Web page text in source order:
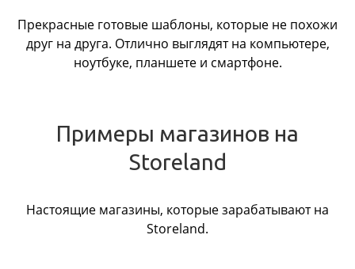
Прекрасные готовые шаблоны, которые не похожи
друг на друга. Отлично выглядят на компьютере,
ноутбуке, планшете и смартфоне.
Примеры магазинов на
Storeland
Настоящие магазины, которые зарабатывают на
Storeland.